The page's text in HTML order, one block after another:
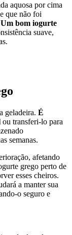
aquosa por cima
que não foi
Um bom iogurte
suave,
geladeira. É
ou transferi-lo para
semanas.
afetando
grego perto de
esses cheiros.
a manter sua
o seguro e